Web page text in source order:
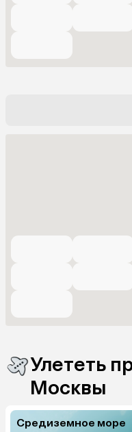
Улететь
Москвы
Средиземное море